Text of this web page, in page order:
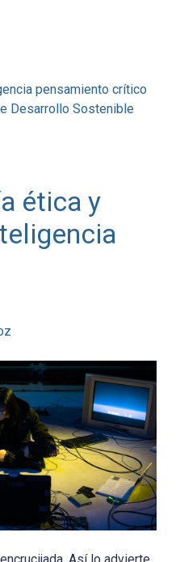
pensamiento crítico
Desarrollo Sostenible
ética y
Así lo advierte